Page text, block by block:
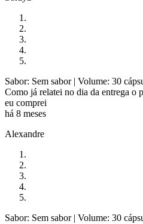
Sabor: Sem sabor| Volume: 30
Como já relatei no dia da entrega o
eu comprei
há 8 meses
Alexandre
Sabor: Sem sabor| Volume: 30